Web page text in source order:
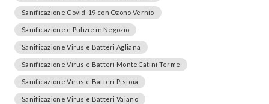
Sanificazione Covid-19 con Ozono Vernio
Sanificazione e Pulizie in Negozio
Sanificazione Virus e Batteri Agliana
Sanificazione Virus e Batteri MonteCatini Terme
Sanificazione Virus e Batteri Pistoia
Sanificazione Virus e Batteri Vaiano